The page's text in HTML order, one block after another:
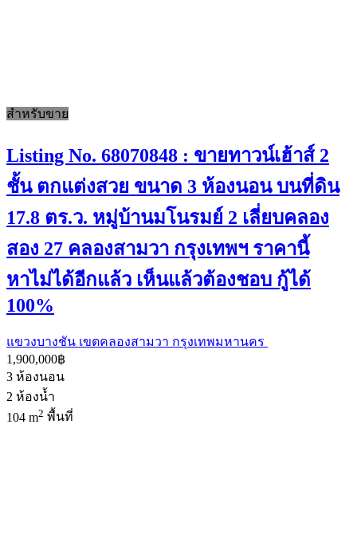
สำหรับขาย
Listing No. 68070848 : ขายทาวน์เฮ้าส์ 2
ชั้น ตกแต่งสวย ขนาด 3 ห้องนอน บนที่ดิน
17.8 ตร.ว. หมู่บ้านมโนรมย์ 2 เลี่ยบคลอง
สอง 27 คลองสามวา กรุงเทพฯ ราคานี้
หาไม่ได้อีกแล้ว เห็นแล้วต้องชอบ กู้ได้
100%
แขวงบางชัน เขตคลองสามวา กรุงเทพมหานคร
1,900,000฿
3 ห้องนอน
2 ห้องน้ำ
104 m2 พื้นที่